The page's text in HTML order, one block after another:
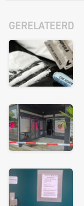
GERELATEERD